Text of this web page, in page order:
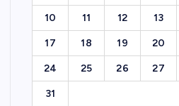
10 11 12 13
17 18 19 20
24 25 26 27
31